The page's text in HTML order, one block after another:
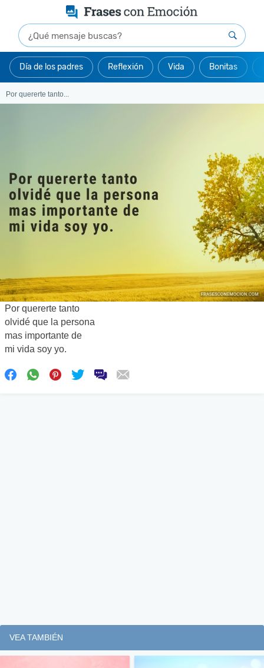
Día de los padres Reflexión Vida Bonitas
Por quererte tanto...
Por quererte tanto
olvidé que la persona
mas importante de
mi vida soy yo.
VEA TAMBIÉN